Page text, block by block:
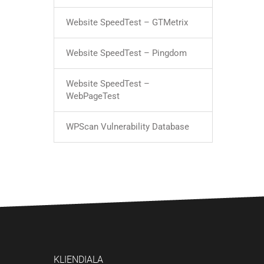
Website SpeedTest – GTMetrix
Website SpeedTest – Pingdom
Website SpeedTest –
WebPageTest
WPScan Vulnerability Database
KLIENDIALA